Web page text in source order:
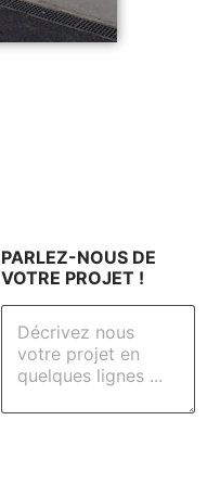
PARLEZ-NOUS DE
VOTRE PROJET !